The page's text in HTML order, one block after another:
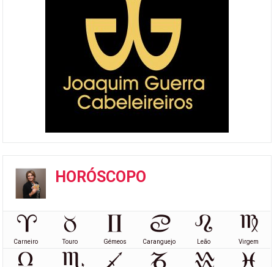
HORÓSCOPO
Carneiro Touro Gémeos Caranguejo Leão Virgem